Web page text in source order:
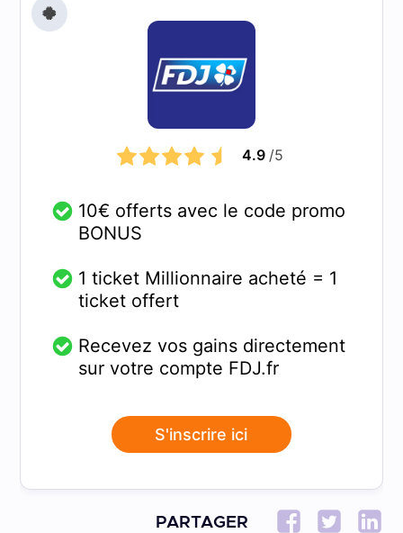
🍀
4.9 /5
10€ offerts avec le code promo
BONUS
1 ticket Millionnaire acheté = 1
ticket offert
Recevez vos gains directement
sur votre compte FDJ.fr
S'inscrire ici
PARTAGER